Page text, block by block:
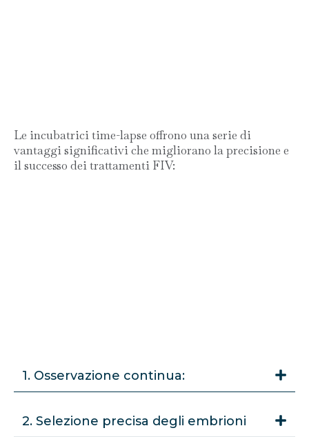
Le incubatrici time-lapse offrono una serie di
vantaggi significativi che migliorano la precisione e
il successo dei trattamenti FIV:
1. Osservazione continua:
2. Selezione precisa degli embrioni